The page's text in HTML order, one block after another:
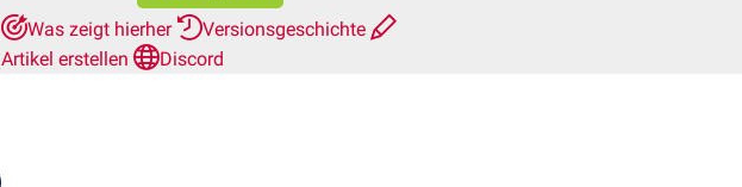
Was zeigt hierher
Versionsgeschichte
Artikel erstellen
Discord